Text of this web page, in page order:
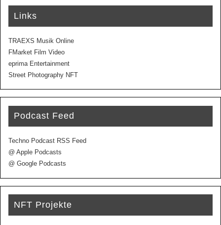
Links
TRAEXS Musik Online
FMarket Film Video
eprima Entertainment
Street Photography NFT
Podcast Feed
Techno Podcast RSS Feed
@ Apple Podcasts
@ Google Podcasts
NFT Projekte